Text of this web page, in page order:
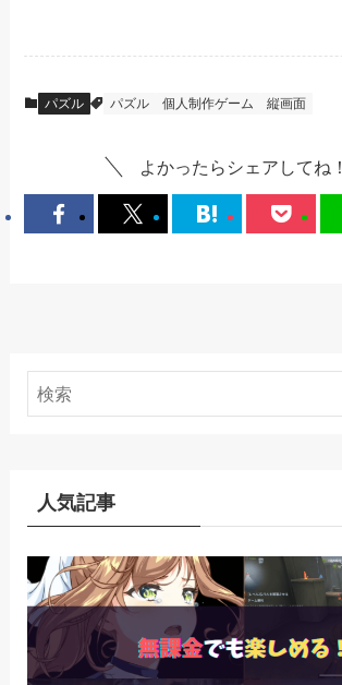
パズル パズル 個人制作ゲーム 縦画面
よかったらシェアしてね！
人気記事